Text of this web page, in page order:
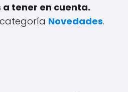
tener en cuenta.
Novedades.